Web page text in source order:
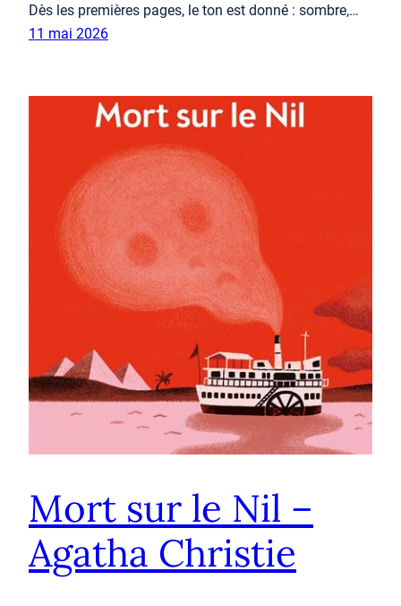
Dès les premières pages, le ton est donné : sombre,…
11 mai 2026
Mort sur le Nil –
Agatha Christie